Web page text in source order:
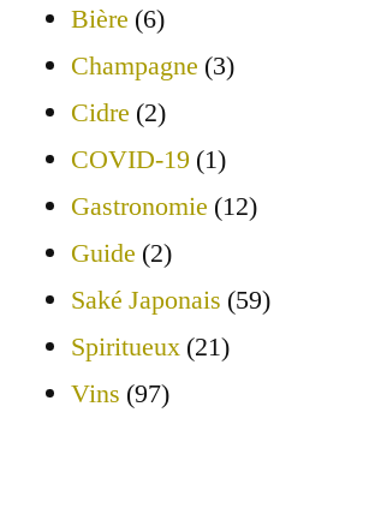
Bière (6)
Champagne (3)
Cidre (2)
COVID-19 (1)
Gastronomie (12)
Guide (2)
Saké Japonais (59)
Spiritueux(21)
Vins (97)